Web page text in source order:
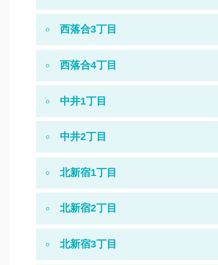
西落合3丁目
西落合4丁目
中井1丁目
中井2丁目
北新宿1丁目
北新宿2丁目
北新宿3丁目